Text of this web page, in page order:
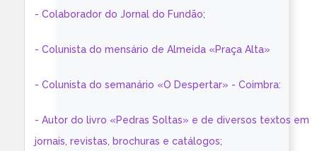
- Colaborador do Jornal do Fundão;
- Colunista do mensário de Almeida «Praça Alta»
- Colunista do semanário «O Despertar» - Coimbra:
- Autor do livro «Pedras Soltas» e de diversos textos em
jornais, revistas, brochuras e catálogos;